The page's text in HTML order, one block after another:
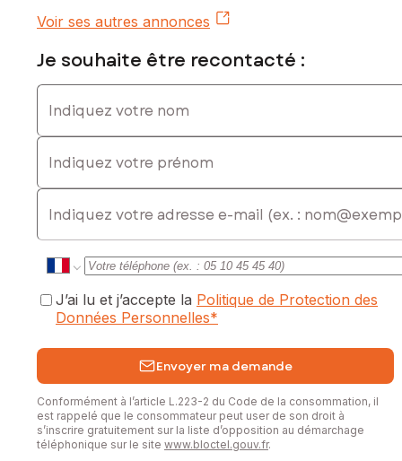
Voir ses autres annonces
Je souhaite être recontacté :
Indiquez votre nom
Indiquez votre prénom
E-mail
J’ai lu et j’accepte la Politique de Protection des
Données Personnelles*
Envoyer ma demande
Conformément à l’article L.223-2 du Code de la consommation, il
est rappelé que le consommateur peut user de son droit à
s’inscrire gratuitement sur la liste d’opposition au démarchage
téléphonique sur le site www.bloctel.gouv.fr.